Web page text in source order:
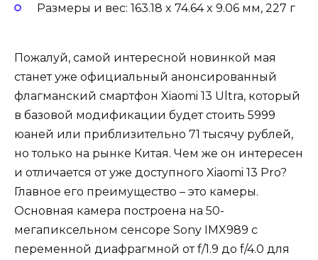
Размеры и вес: 163.18 x 74.64 x 9.06 мм, 227 г
Пожалуй, самой интересной новинкой мая
станет уже официальный анонсированный
флагманский смартфон Xiaomi 13 Ultra, который
в базовой модификации будет стоить 5999
юаней или приблизительно 71 тысячу рублей,
но только на рынке Китая. Чем же он интересен
и отличается от уже доступного Xiaomi 13 Pro?
Главное его преимущество – это камеры.
Основная камера построена на 50-
мегапиксельном сенсоре Sony IMX989 с
переменной диафрагмной от f/1.9 до f/4.0 для